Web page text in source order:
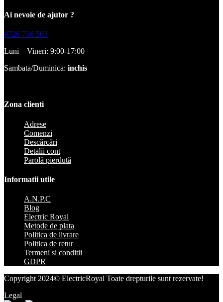
Ai nevoie de ajutor ?
0726 736 563
Luni – Vineri: 9:00-17:00
Sambata/Duminica: inchis
Zona clienti
Adrese
Comenzi
Descărcări
Detalii cont
Parolă pierdută
Informatii utile
A.N.P.C
Blog
Electric Royal
Metode de plata
Politica de livrare
Politica de retur
Termeni si conditii
GDPR
Copyright 2024© ElectricRoyal Toate drepturile sunt rezervate!
Legal